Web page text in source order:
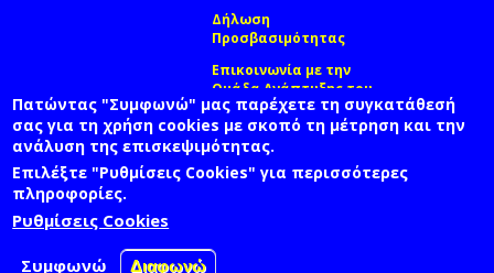
Δήλωση
Προσβασιμότητας
Επικοινωνία με την
Ομάδα Ανάπτυξης του
site(link sends e-mail)
© ΠΑΝΕΠΙΣΤΗΜΙΟ ΑΙΓΑΙΟΥ ΟΡΟΙ ΧΡΗΣΗΣ
ΟΜΑΔΑ ΑΝΑΠΤΥΞΗΣ
Πατώντας "Συμφωνώ" μας παρέχετε τη συγκατάθεσή
σας για τη χρήση cookies με σκοπό τη μέτρηση και την
ανάλυση της επισκεψιμότητας.
Επιλέξτε "Ρυθμίσεις Cookies" για περισσότερες
πληροφορίες.
Ρυθμίσεις Cookies
Συμφωνώ Διαφωνώ